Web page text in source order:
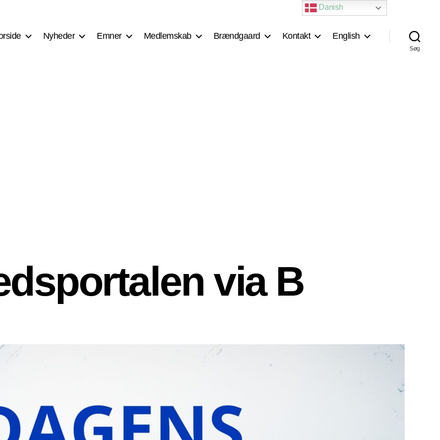
Nyheder Emner Medlemskab Brændgaard Kontakt English
Søg
via B
Danish